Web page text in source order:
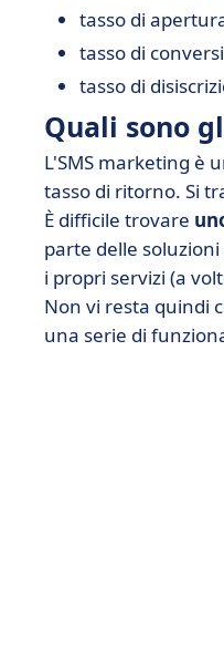
tasso di
tasso di
tasso di
Quali sono
L'SMS marketing è
tasso di ritorno. Si
È difficile trovare
parte delle
i propri servizi (a
Non vi resta quindi
una serie di